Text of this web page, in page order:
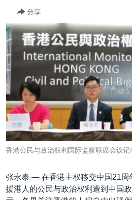
到
导
航
转
到
检
索
最新国际新闻
印太
中东
非洲
美洲
全球议题
分类新闻
经济·金融·贸易
人权·法律·宗教
科教·文娱·体健
军事
劳工
环境
美中关系
热点专题
国会报道
美中关系
美国建国250周年
埃博拉疫情
重要讲话与声明
台海两岸关系
VOA视频
VOA今日焦点
中文广播
关注我们
分享
香港公民与政治权利国际监察联席会议记
张永泰 — 在香港主权移交中国21
援港人的公民与政治权利遭到中国